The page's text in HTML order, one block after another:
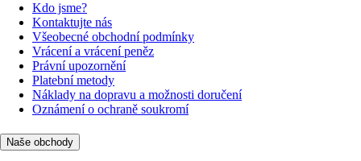
Kdo jsme?
Kontaktujte nás
Všeobecné obchodní podmínky
Vrácení a vrácení peněz
Právní upozornění
Platební metody
Náklady na dopravu a možnosti doručení
Oznámení o ochraně soukromí
Naše obchody